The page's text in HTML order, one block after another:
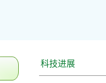
科技进展